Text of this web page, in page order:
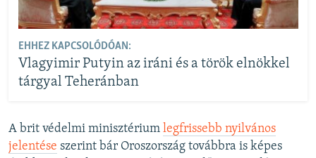
EHHEZ KAPCSOLÓDÓAN:
Vlagyimir Putyin az iráni és a török elnökkel
tárgyal Teheránban
A brit védelmi minisztérium legfrissebb nyilvános
jelentése szerint bár Oroszország továbbra is képes